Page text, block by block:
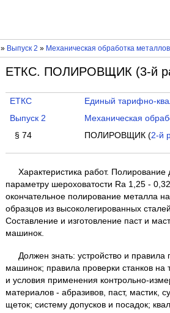
» Выпуск 2 » Механическая обработка
ЕТКС. ПОЛИРОВЩИК (3-й
ЕТКС
Единый тарифно-
Выпуск 2
Механическая
§ 74
ПОЛИРОВЩИК (2-й
Характеристика работ.
параметру шероховатости Ra 1,25 -
окончательное полирование металла
образцов из высоколегированных
Составление и изготовление паст и
машинок.
Должен знать: устройство и
машинок; правила проверки станков на
и условия применения контрольно-
материалов - абразивов, паст, мастик,
щеток; систему допусков и посадок;